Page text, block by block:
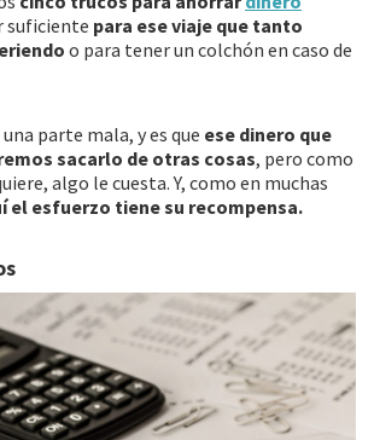
suficiente para ese viaje que tanto
o para tener un colchón en caso de
parte mala, y es que ese dinero que
sacarlo de otras cosas, pero como
algo le cuesta. Y, como en muchas
el esfuerzo tiene su recompensa.